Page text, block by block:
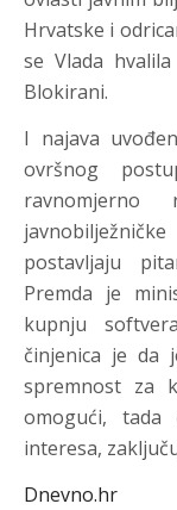
Hrvatske i
se Vlada
Blokirani.
I najava
ovršnog
postavljaju
Premda je
kupnju
činjenica je da
spremnost za
omogući,
interesa,
Dnevno.hr